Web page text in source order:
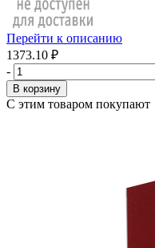
Перейти к описанию
1373.10 ₽
-
В корзину
С этим товаром покупают